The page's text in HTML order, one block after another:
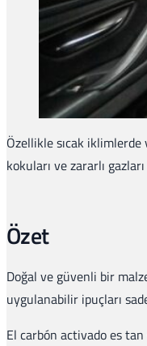
Özellikle sıcak
kokuları ve zararlı
Özet
Doğal ve güvenli bir
uygulanabilir ipuçları
El carbón activado es